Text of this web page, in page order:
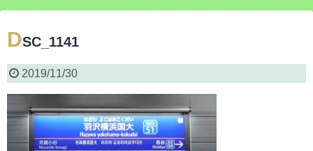
DSC_1141
2019/11/30